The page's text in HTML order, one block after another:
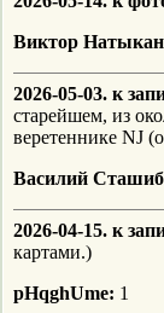
Виктор
2026-05-03. к
старейшем, из
веретеннике NJ
Василий
2026-04-15. к
картами.)
pHqghUme: 1